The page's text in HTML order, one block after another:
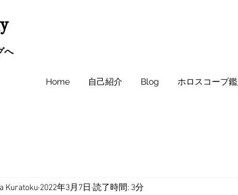
へ
Home 自己紹介 Blog ホロスコープ
Kuratoku 2022年3月7日 読了時間: 3分